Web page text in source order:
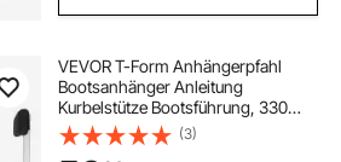
VEVOR T-Form Anhängerpfahl
Bootsanhänger Anleitung
Kurbelstütze Bootsführung, 330
mm Einstellbare Breite Boat Trailer
Guide-on - Ersatzteile und Zubehör
(3)